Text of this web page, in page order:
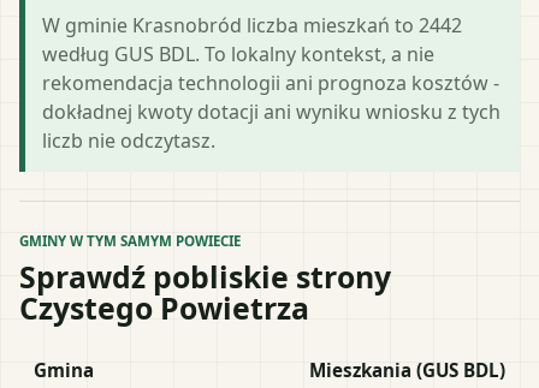
W gminie Krasnobród liczba mieszkań to 2442
według GUS BDL. To lokalny kontekst, a nie
rekomendacja technologii ani prognoza kosztów -
dokładnej kwoty dotacji ani wyniku wniosku z tych
liczb nie odczytasz.
GMINY W TYM SAMYM POWIECIE
Sprawdź pobliskie strony
Czystego Powietrza
Gmina Mieszkania (GUS BDL)